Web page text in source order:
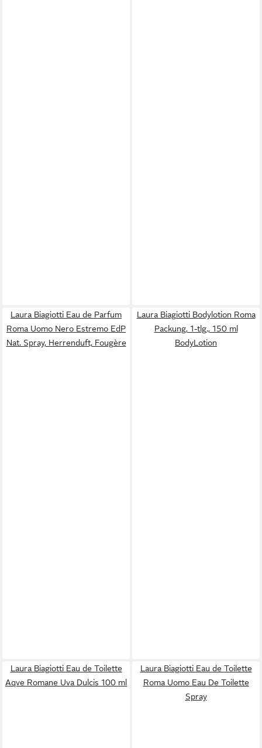
Laura Biagiotti Eau de Parfum
Roma Uomo Nero Estremo EdP
Nat. Spray, Herrenduft, Fougère
Laura Biagiotti Bodylotion Roma
Packung, 1-tlg., 150 ml
BodyLotion
Laura Biagiotti Eau de Toilette
Aqve Romane Uva Dulcis 100 ml
Laura Biagiotti Eau de Toilette
Roma Uomo Eau De Toilette
Spray